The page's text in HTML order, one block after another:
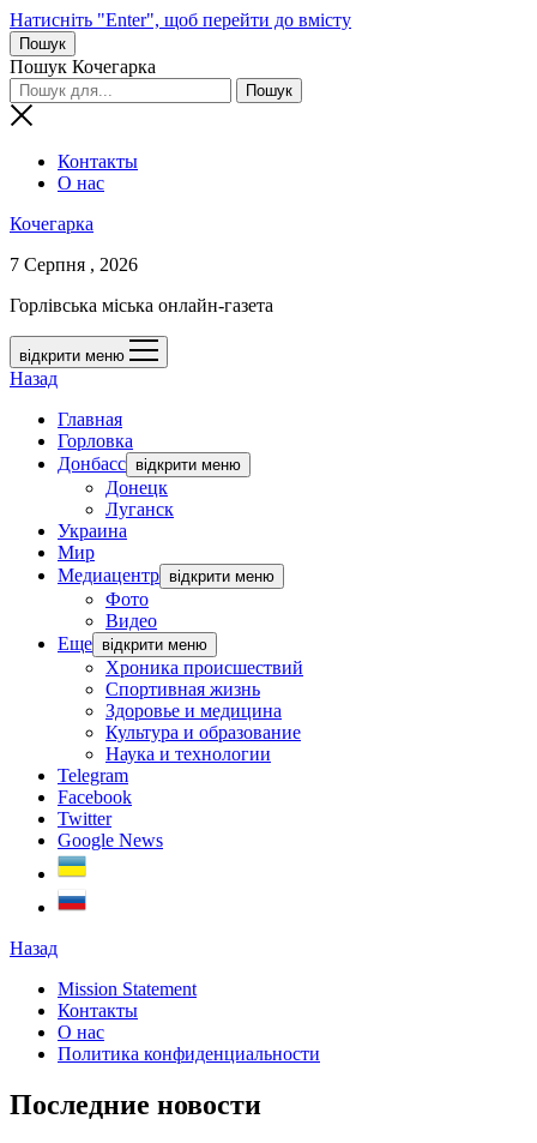
Натисніть "Enter", щоб перейти до вмісту
Пошук
Пошук Кочегарка
Контакты
О нас
Кочегарка
7 Серпня , 2026
Горлівська міська онлайн-газета
відкрити меню
Назад
Главная
Горловка
Донбасс відкрити меню
Донецк
Луганск
Украина
Мир
Медиацентр відкрити меню
Фото
Видео
Еще відкрити меню
Хроника происшествий
Спортивная жизнь
Здоровье и медицина
Культура и образование
Наука и технологии
Telegram
Facebook
Twitter
Google News
Назад
Mission Statement
Контакты
О нас
Политика конфиденциальности
Последние новости